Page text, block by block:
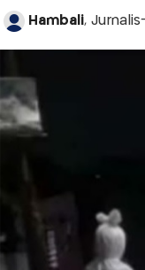
Hambali,